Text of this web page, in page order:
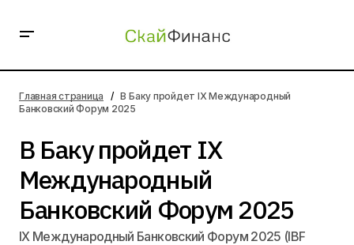
2025
Главная страница
В Баку пройдет IX Международный
Банковский Форум 2025
В Баку пройдет IX
Международный
Банковский Форум 2025
IX Международный Банковский Форум 2025 (IBF